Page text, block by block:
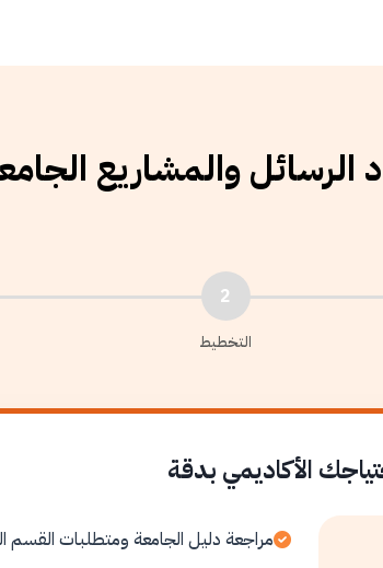
الرسائل والمشاريع
2
التخطيط
الأكاديمي بدقة
مراجعة دليل الجامعة ومتطلبات القسم